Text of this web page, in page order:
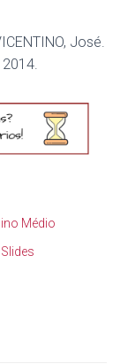
José.
Médio
Slides